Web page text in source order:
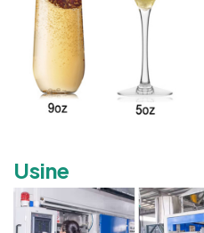
Usine